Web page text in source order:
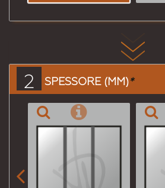
2 SPESSORE (MM)*
